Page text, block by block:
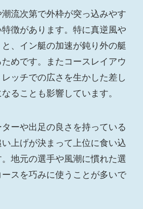
流次第で外枠が突っ込みやす
徴があります。特に真逆風や
、イン艇の加速が鈍り外の艇
めです。またコースレイアウ
レッチでの広さを生かした差し
ることも影響しています。
ーや出足の良さを持っている
上げが決まって上位に食い込
地元の選手や風潮に慣れた選
スを巧みに使うことが多いで